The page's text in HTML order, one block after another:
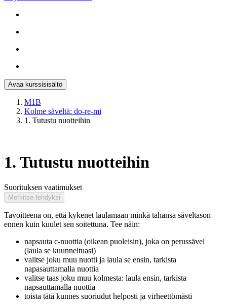
Avaa kurssisisältö
M1B
Kolme säveltä: do-re-mi
1. Tutustu nuotteihin
1. Tutustu nuotteihin
Suorituksen vaatimukset
Merkitse tehdyksi
Tavoitteena on, että kykenet laulamaan minkä tahansa säveltason
ennen kuin kuulet sen soitettuna. Tee näin:
napsauta c-nuottia (oikean puoleisin), joka on perussävel
(laula se kuunneltuasi)
valitse joku muu nuotti ja laula se ensin, tarkista
napasauttamalla nuottia
valitse taas joku muu kolmesta: laula ensin, tarkista
napsauttamalla nuottia
toista tätä kunnes suoriudut helposti ja virheettömästi